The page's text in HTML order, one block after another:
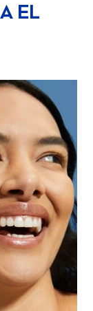
EL